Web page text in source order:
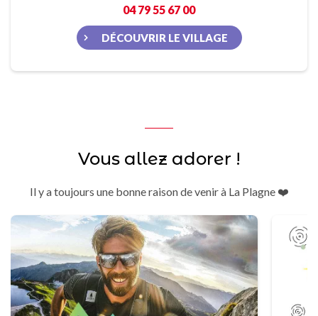
04 79 55 67 00
DÉCOUVRIR LE VILLAGE
Vous allez adorer !
Il y a toujours une bonne raison de venir à La Plagne ❤️